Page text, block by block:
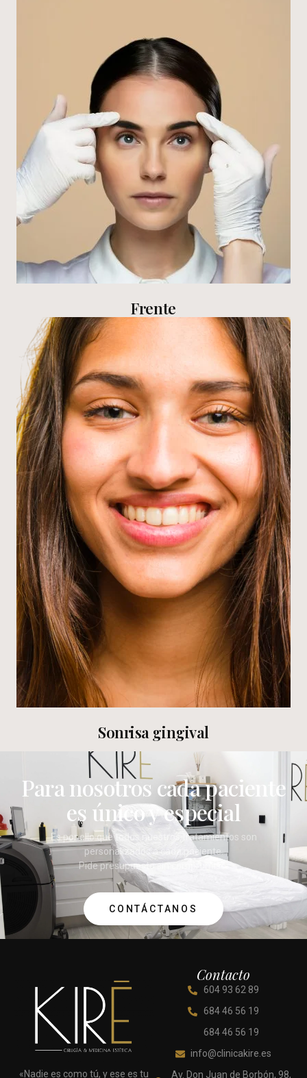
Frente
Sonrisa gingival
Para nosotros cada paciente
es único y especial
Es por ello que todos nuestros tratamientos son
personalizados a cada paciente.
Pide presupuesto sin compromiso.
CONTÁCTANOS
«Nadie es como tú, y ese es tu
Contacto
604 93 62 89
684 46 56 19
684 46 56 19
info@clinicakire.es
Av. Don Juan de Borbón, 98,